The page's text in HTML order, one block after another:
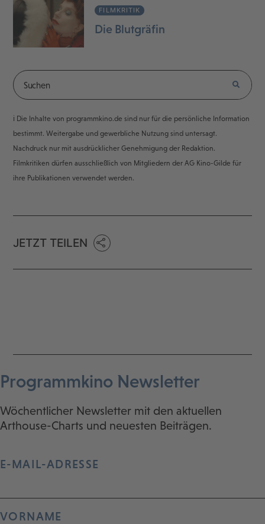
FILMKRITIK
Die Blutgräfin
ℹ️ Die Inhalte von programmkino.de sind nur für die persönliche Information
bestimmt. Weitergabe und gewerbliche Nutzung sind untersagt.
Nachdruck nur mit ausdrücklicher Genehmigung der Redaktion.
Filmkritiken dürfen ausschließlich von Mitgliedern der AG Kino-Gilde für
ihre Publikationen verwendet werden.
JETZT TEILEN
Programmkino Newsletter
Wöchentlicher Newsletter mit den aktuellen
Arthouse-Charts und neuesten Beiträgen.
E-MAIL-ADRESSE
VORNAME